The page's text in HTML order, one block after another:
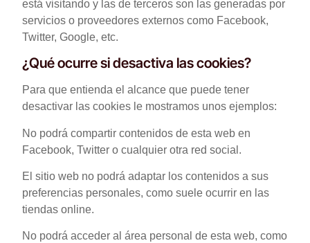
está visitando y las de terceros son las generadas por
servicios o proveedores externos como Facebook,
Twitter, Google, etc.
¿Qué ocurre si desactiva las cookies?
Para que entienda el alcance que puede tener
desactivar las cookies le mostramos unos ejemplos:
No podrá compartir contenidos de esta web en
Facebook, Twitter o cualquier otra red social.
El sitio web no podrá adaptar los contenidos a sus
preferencias personales, como suele ocurrir en las
tiendas online.
No podrá acceder al área personal de esta web, como